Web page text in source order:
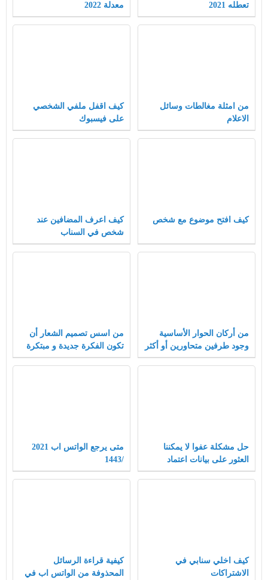
تعطله 2021
معدلة 2022
من امثلة مغالطات وسائل
الاعلام
كيف اقفل ملفي الشخصي
على فيسبوك
كيف افتح موضوع مع شخص
كيف اعرف المضافين عند
شخص في السناب
من أركان الحوار الأساسية
وجود طرفين متحاورين أو أكثر
من اسس تصميم الشعار أن
تكون الفكرة جديدة و مبتكرة
حل مشكلة عفوا لا يمكننا
العثور على بيانات اعتماد
مطابقة
متى يرجع الواتس اب 2021
/1443
كيف اخلي سنابي في
الاشتراكات
كيفية قراءة الرسائل
المحذوفة من الواتس اب في